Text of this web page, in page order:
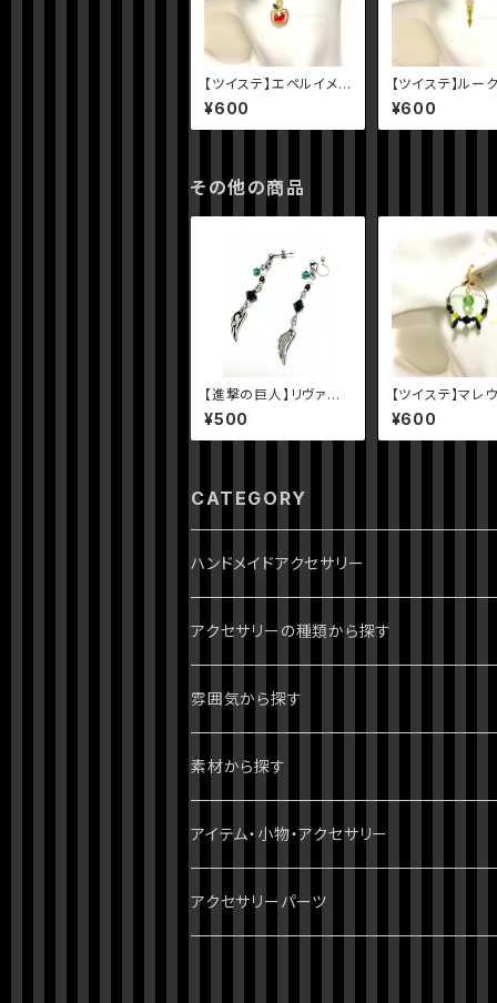
【ツイステ】エペルイメ
ージピアス
¥600
【ツイステ】ルー
ジピアス
¥600
その他の商品
【進撃の巨人】リヴァイ
イメージピアス(片耳)
¥500
【ツイステ】マレ
ージピアス
¥600
CATEGORY
ハンドメイドアクセサリー
ジョジョの奇妙な冒険
1部 ファントムブラッド
2部 戦闘潮流
進撃の巨人
ダンガンロンパ
無印
スーパーダンガンロンパ2
ツイステッドワンダーランド
刀剣乱舞
アクセサリーの種類から探す
ピアス・イヤリング
ブレスレット
指輪・リング
イヤーカフ・イヤーフック
雰囲気から探す
パンク・ゴシック・ロック・かっこいい
病みかわいい
ポップ・かわいい
素材から探す
天然石
スワロフスキー
アイテム・小物・アクセサリー
ミニチュア・ドールハウス
アクセサリーパーツ